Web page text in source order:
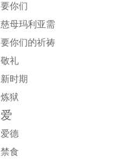
要你们
慈母玛利亚需
要你们的祈祷
敬礼
新时期
炼狱
爱
爱德
禁食